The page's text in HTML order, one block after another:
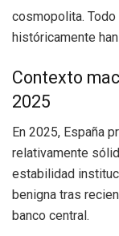
cosmopolita.
históricamente
Contexto
2025
En 2025, España
relativamente
estabilidad
benigna tras
banco central.